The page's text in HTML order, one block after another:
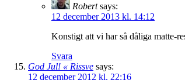
Robert says:
12 december 2013 kl. 14:12
Konstigt att vi har så dåliga matte-
Svara
God Jul! « Rissve says:
12 december 2012 kl. 22:16